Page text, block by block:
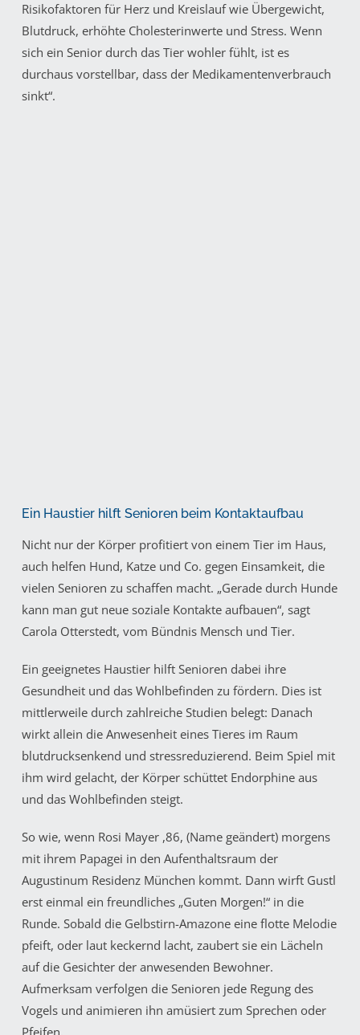
Risikofaktoren für Herz und Kreislauf wie Übergewicht,
Blutdruck, erhöhte Cholesterinwerte und Stress. Wenn
sich ein Senior durch das Tier wohler fühlt, ist es
durchaus vorstellbar, dass der Medikamentenverbrauch
sinkt“.
Ein Haustier hilft Senioren beim Kontaktaufbau
Nicht nur der Körper profitiert von einem Tier im Haus,
auch helfen Hund, Katze und Co. gegen Einsamkeit, die
vielen Senioren zu schaffen macht. „Gerade durch Hunde
kann man gut neue soziale Kontakte aufbauen“, sagt
Carola Otterstedt, vom Bündnis Mensch und Tier.
Ein geeignetes Haustier hilft Senioren dabei ihre
Gesundheit und das Wohlbefinden zu fördern. Dies ist
mittlerweile durch zahlreiche Studien belegt: Danach
wirkt allein die Anwesenheit eines Tieres im Raum
blutdrucksenkend und stressreduzierend. Beim Spiel mit
ihm wird gelacht, der Körper schüttet Endorphine aus
und das Wohlbefinden steigt.
So wie, wenn Rosi Mayer ,86, (Name geändert) morgens
mit ihrem Papagei in den Aufenthaltsraum der
Augustinum Residenz München kommt. Dann wirft Gustl
erst einmal ein freundliches „Guten Morgen!“ in die
Runde. Sobald die Gelbstirn-Amazone eine flotte Melodie
pfeift, oder laut keckernd lacht, zaubert sie ein Lächeln
auf die Gesichter der anwesenden Bewohner.
Aufmerksam verfolgen die Senioren jede Regung des
Vogels und animieren ihn amüsiert zum Sprechen oder
Pfeifen.